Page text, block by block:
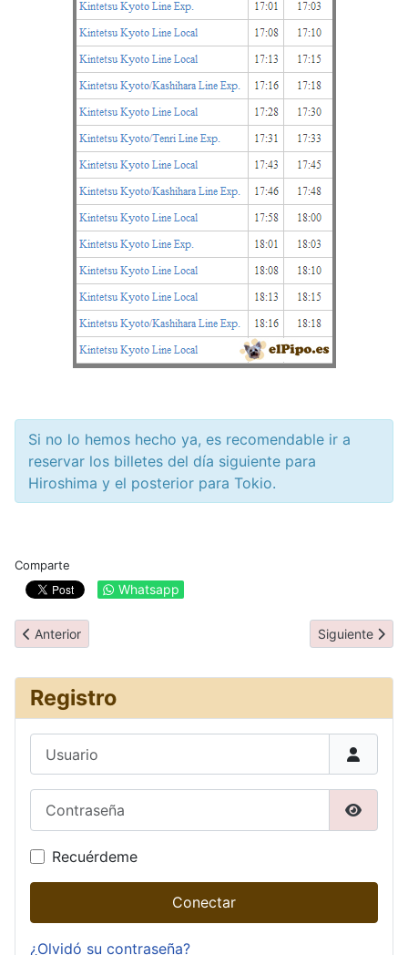
Si no lo hemos hecho ya, es recomendable ir a
reservar los billetes del día siguiente para
Hiroshima y el posterior para Tokio.
Comparte
Whatsapp
Artículo anterior: Día 06: Hikone y Kioto
Anterior Artículo
Siguiente
Registro
Recuérdeme
Conectar
¿Olvidó su contraseña?